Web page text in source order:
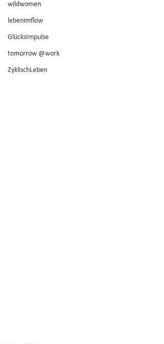
wildwomen
lebenimflow
GlücksImpulse
tomorrow @work
ZyklischLeben